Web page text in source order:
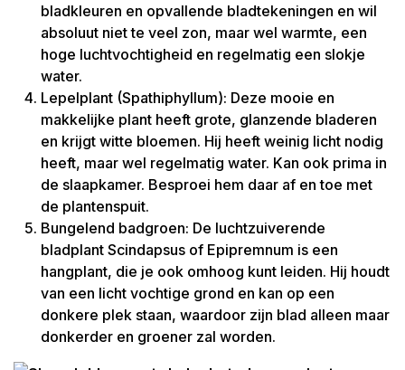
bladkleuren en opvallende bladtekeningen en wil
absoluut niet te veel zon, maar wel warmte, een
hoge luchtvochtigheid en regelmatig een slokje
water.
Lepelplant (Spathiphyllum): Deze mooie en
makkelijke plant heeft grote, glanzende bladeren
en krijgt witte bloemen. Hij heeft weinig licht nodig
heeft, maar wel regelmatig water. Kan ook prima in
de slaapkamer. Besproei hem daar af en toe met
de plantenspuit.
Bungelend badgroen: De luchtzuiverende
bladplant Scindapsus of Epipremnum is een
hangplant, die je ook omhoog kunt leiden. Hij houdt
van een licht vochtige grond en kan op een
donkere plek staan, waardoor zijn blad alleen maar
donkerder en groener zal worden.